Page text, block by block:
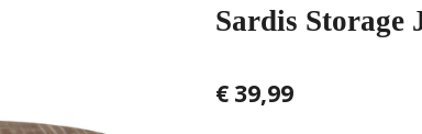
Sardis Storage
€ 39,99